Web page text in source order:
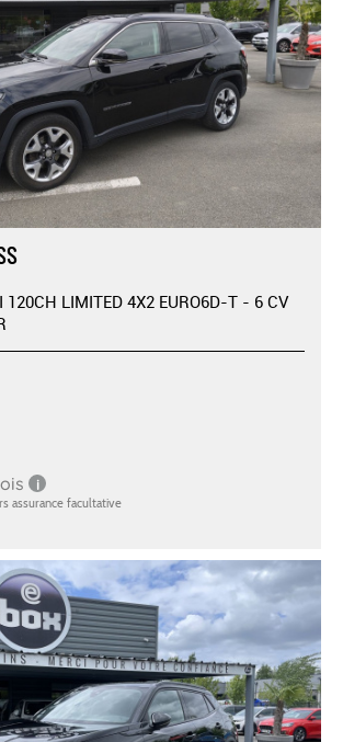
120CH LIMITED 4X2 EURO6D-T - 6 CV